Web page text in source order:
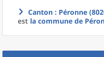
Canton : Péronne
est la commune de